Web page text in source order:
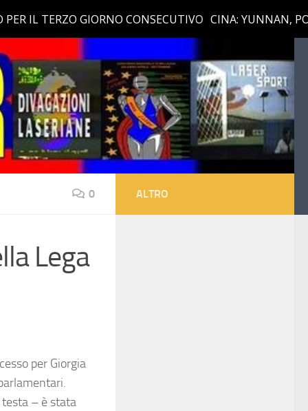
0
Lega
per Giorgia
testa – è stata
ALTRO